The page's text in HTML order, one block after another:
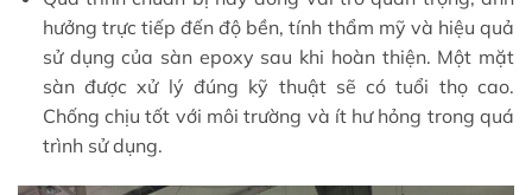
hưởng trực tiếp đến độ bền, tính thẩm mỹ và hiệu quả
sử dụng của sàn epoxy sau khi hoàn thiện. Một mặt
sàn được xử lý đúng kỹ thuật sẽ có tuổi thọ cao.
Chống chịu tốt với môi trường và ít hư hỏng trong quá
trình sử dụng.